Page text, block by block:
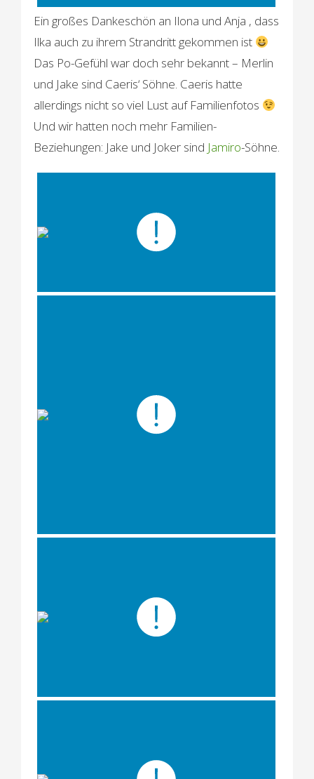
Ein großes Dankeschön an Ilona und Anja , dass
Ilka auch zu ihrem Strandritt gekommen ist
Das Po-Gefühl war doch sehr bekannt – Merlin
und Jake sind Caeris‘ Söhne. Caeris hatte
allerdings nicht so viel Lust auf Familienfotos
Und wir hatten noch mehr Familien-
Beziehungen: Jake und Joker sind Jamiro-Söhne.